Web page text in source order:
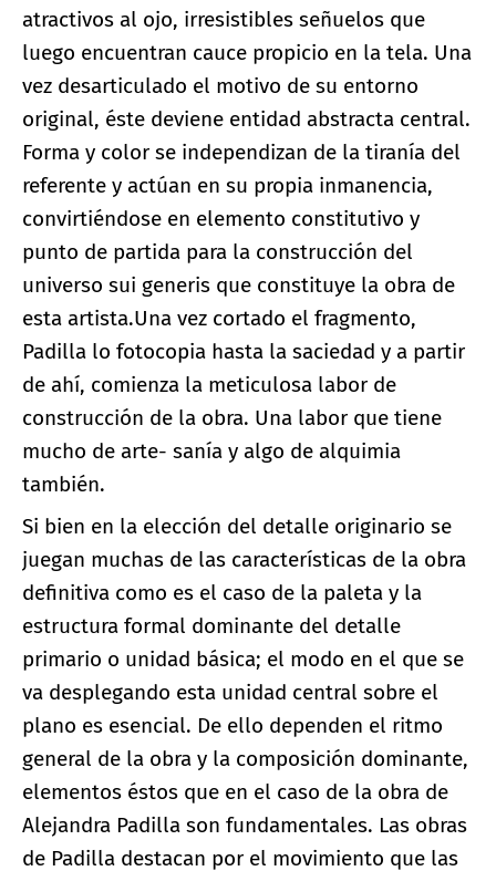
atractivos al ojo, irresistibles señuelos que
luego encuentran cauce propicio en la tela. Una
vez desarticulado el motivo de su entorno
original, éste deviene entidad abstracta central.
Forma y color se independizan de la tiranía del
referente y actúan en su propia inmanencia,
convirtiéndose en elemento constitutivo y
punto de partida para la construcción del
universo sui generis que constituye la obra de
esta artista.Una vez cortado el fragmento,
Padilla lo fotocopia hasta la saciedad y a partir
de ahí, comienza la meticulosa labor de
construcción de la obra. Una labor que tiene
mucho de arte- sanía y algo de alquimia
también.
Si bien en la elección del detalle originario se
juegan muchas de las características de la obra
definitiva como es el caso de la paleta y la
estructura formal dominante del detalle
primario o unidad básica; el modo en el que se
va desplegando esta unidad central sobre el
plano es esencial. De ello dependen el ritmo
general de la obra y la composición dominante,
elementos éstos que en el caso de la obra de
Alejandra Padilla son fundamentales. Las obras
de Padilla destacan por el movimiento que las